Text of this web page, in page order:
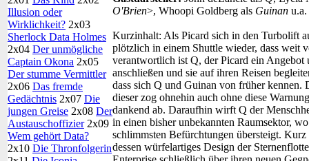
Illusion oder
Wirklichkeit? 2x03
Sherlock Data Holmes
2x04 Der unmögliche
Captain Okona 2x05
Der stumme Vermittler
2x06 Das fremde
Gedächtnis 2x07 Die
jungen Greise 2x08 Der
Austauschoffizier2x09
Wem gehört Data?
2x10 Die Thronfolgerin
O'Brien>, Whoopi Goldberg als Guinan u.a.
Kurzinhalt: Als Picard sich in den Turbolift
plötzlich in einem Shuttle wieder, dass weit
verantwortlich ist Q, der Picard ein
anschließen und sie auf ihren Reisen
dass sich Q und Guinan von früher
dieser zog ohnehin auch ohne diese
dankend ab. Daraufhin wirft Q der
in einen bisher unbekannten Raumsektor,
schlimmsten Befürchtungen übersteigt.
dessen würfelartiges Design der